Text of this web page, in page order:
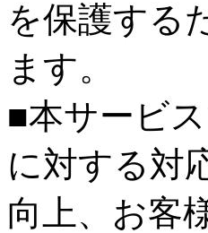
を保護する
ます。
■本サービ
に対する対
向上、お客